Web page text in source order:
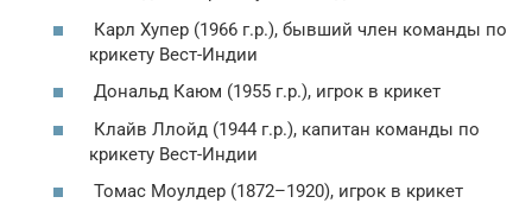
Карл Хупер (1966 г.р.), бывший член команды по
крикету Вест-Индии
Дональд Каюм (1955 г.р.), игрок в крикет
Клайв Ллойд (1944 г.р.), капитан команды по
крикету Вест-Индии
Томас Моулдер (1872–1920), игрок в крикет